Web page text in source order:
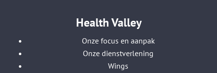
Health Valley
Onze focus en aanpak
Onze dienstverlening
Wings